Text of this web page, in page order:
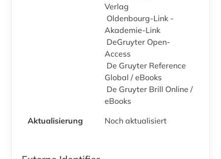
Verlag
Oldenbourg-Link -
Akademie-Link
DeGruyter Open-
Access
De Gruyter Reference
Global / eBooks
De Gruyter Brill Online /
eBooks
Aktualisierung
Noch aktualisiert